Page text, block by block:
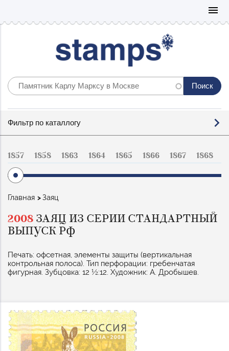
menu
по
Фильтр по каталлогу
1857 1858 1863 1864 1865 1866 1867 1868
Строка
Главная Заяц
2008 ЗАЯЦ ИЗ СЕРИИ СТАНДАРТНЫЙ
ВЫПУСК РФ
Печать: офсетная, элементы защиты (вертикальная
контрольная полоса). Тип перфорации: гребенчатая
фигурная. Зубцовка: 12 ½:12. Художник: А. Дробышев.